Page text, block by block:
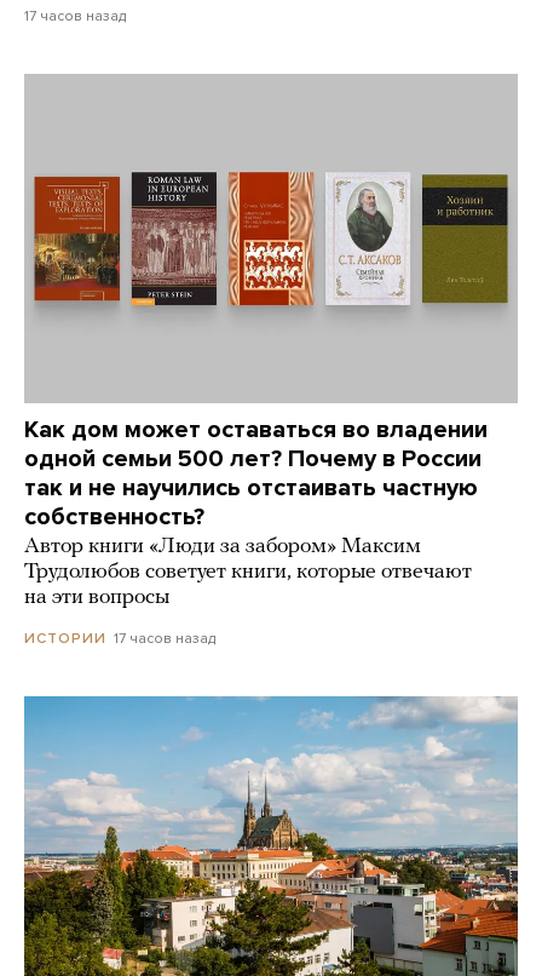
17 часов назад
Как дом может оставаться во владении
одной семьи 500 лет? Почему в России
так и не научились отстаивать частную
собственность?
Автор книги «Люди за забором» Максим
Трудолюбов советует книги, которые отвечают
на эти вопросы
ИСТОРИИ 17 часов назад